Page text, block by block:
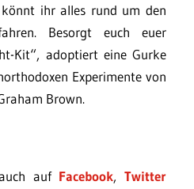
könnt ihr alles rund um den
Besorgt euch euer
Kit“, adoptiert eine Gurke
Experimente von
Brown.
auf Facebook,Twitter